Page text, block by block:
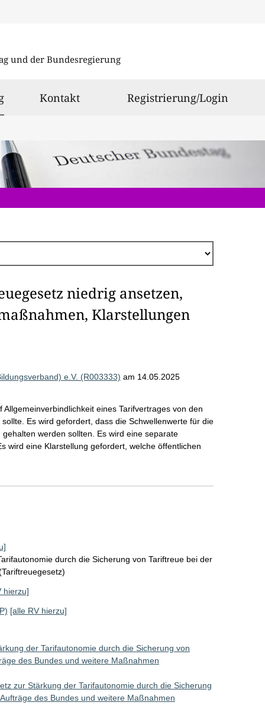
und der Bundesregierung
ausgewählt
Kontakt Registrierung/Login
niedrig ansetzen,
Klarstellungen
e.V. (R003333) am 14.05.2025
eines Tarifvertrages von den
Es wird gefordert, dass die Schwellenwerte für die
werden sollten. Es wird eine separate
wird eine Klarstellung gefordert, welche öffentlichen
durch die Sicherung von Tariftreue bei der
hierzu]
[alle RV hierzu]
der Tarifautonomie durch die Sicherung von
des Bundes und weitere Maßnahmen
zur Stärkung der Tarifautonomie durch die Sicherung
des Bundes und weitere Maßnahmen